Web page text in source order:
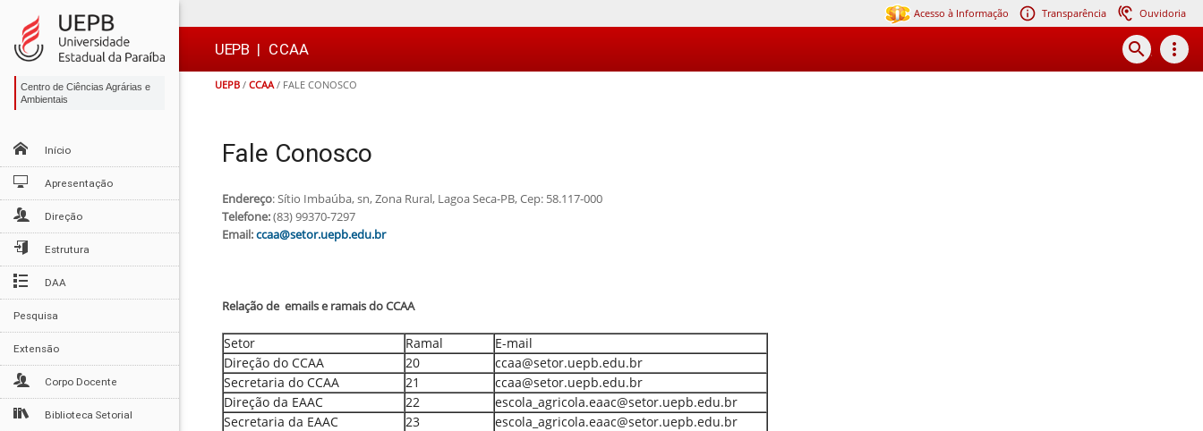
para
conteúdo
para
menu
para
busca
para
rodapé

Acesso à Informação Transparência Ouvidoria
UEPB | CCAA search more_vert
UEPB / CCAA/ FALE CONOSCO
Centro de Ciências Agrárias e
Ambientais
Início
Apresentação
Direção
Estrutura
DAA
Pesquisa
Extensão
Corpo Docente
Biblioteca Setorial
Fale Conosco
Endereço: Sítio Imbaúba, sn, Zona Rural, Lagoa Seca-PB, Cep: 58.117-000
Telefone:(83) 99370-7297
Email:ccaa@setor.uepb.edu.br
Relação de emails e ramais do CCAA
Setor Ramal
E-mail
Direção do CCAA
20
ccaa@setor.uepb.edu.br
Secretaria do CCAA
21
ccaa@setor.uepb.edu.br
Direção da EAAC
22
escola_agricola.eaac@setor.uepb.edu.br
Secretaria da EAAC
23
escola_agricola.eaac@setor.uepb.edu.br